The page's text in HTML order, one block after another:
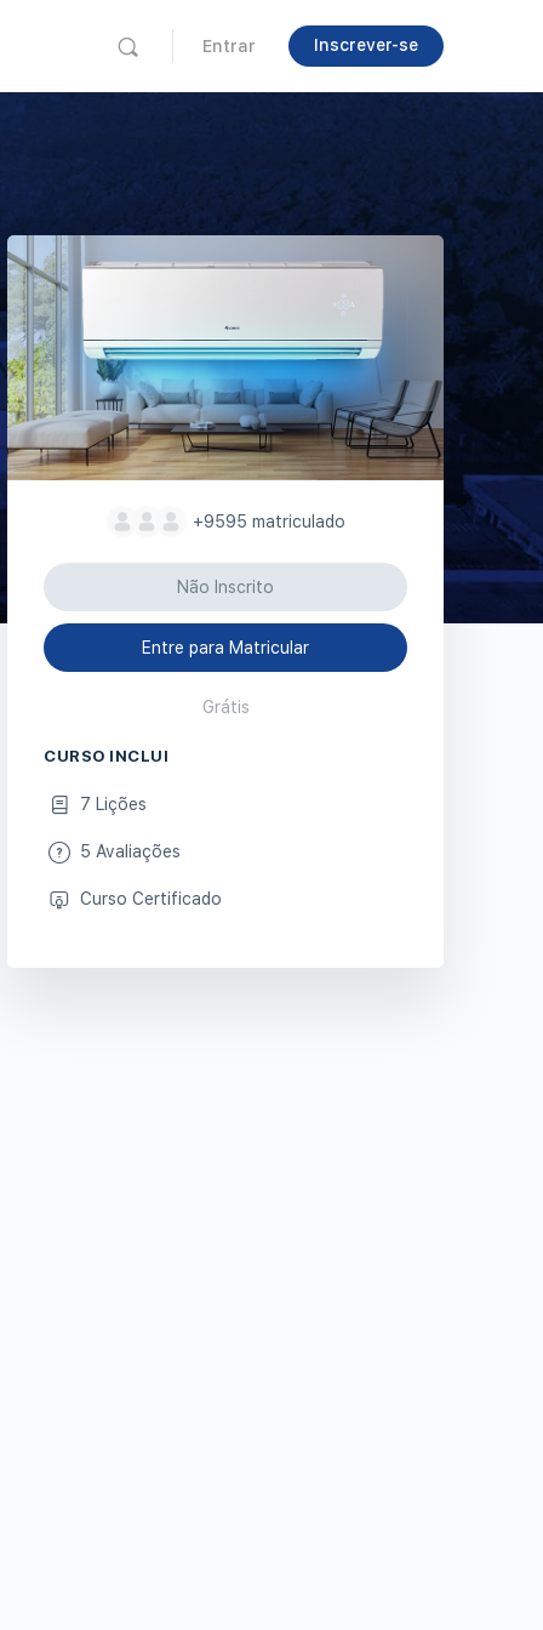
Entrar Inscrever-se
+9595 matriculado
Não Inscrito
Entre para Matricular
Grátis
CURSO INCLUI
7 Lições
5 Avaliações
Curso Certificado